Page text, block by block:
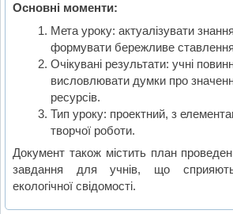
Основні моменти:
Мета уроку: актуалізувати
формувати бережливе
Очікувані результати: учні
висловлювати думки про
ресурсів.
Тип уроку: проектний, з
творчої роботи.
Документ також містить план
завдання для учнів, що сприяють
екологічної свідомості.